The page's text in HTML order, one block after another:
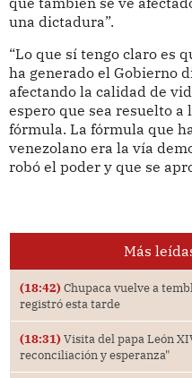
una dictadura”.
“Lo que sí tengo claro es
ha generado el Gobierno
afectando la calidad de
espero que sea resuelto a
fórmula. La fórmula que
venezolano era la vía
robó el poder y que se
Más
(18:42) Chupaca vuelve a
registró esta tarde
(18:31) Visita del papa León
reconciliación y esperanza"